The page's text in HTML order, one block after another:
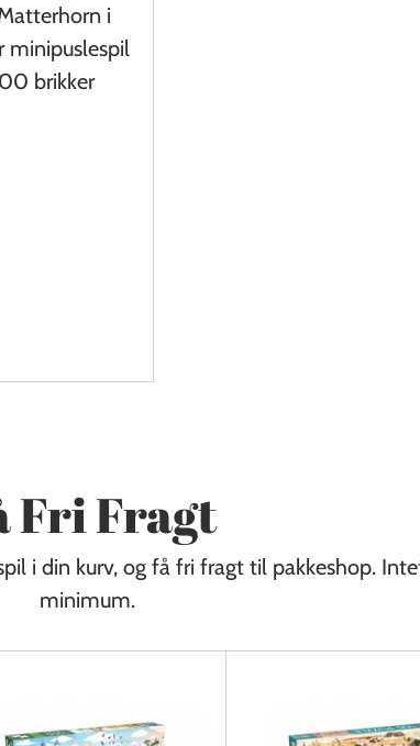
i
minipuslespil
brikker
Fri Fragt
i din kurv, og få fri fragt til pakkeshop.
minimum.